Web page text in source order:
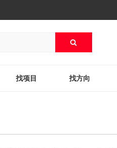
找项目 找方向